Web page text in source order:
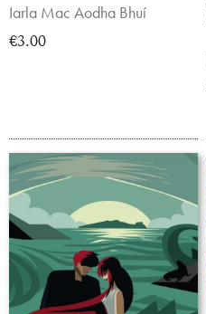
Iarla Mac Aodha Bhuí
€3.00